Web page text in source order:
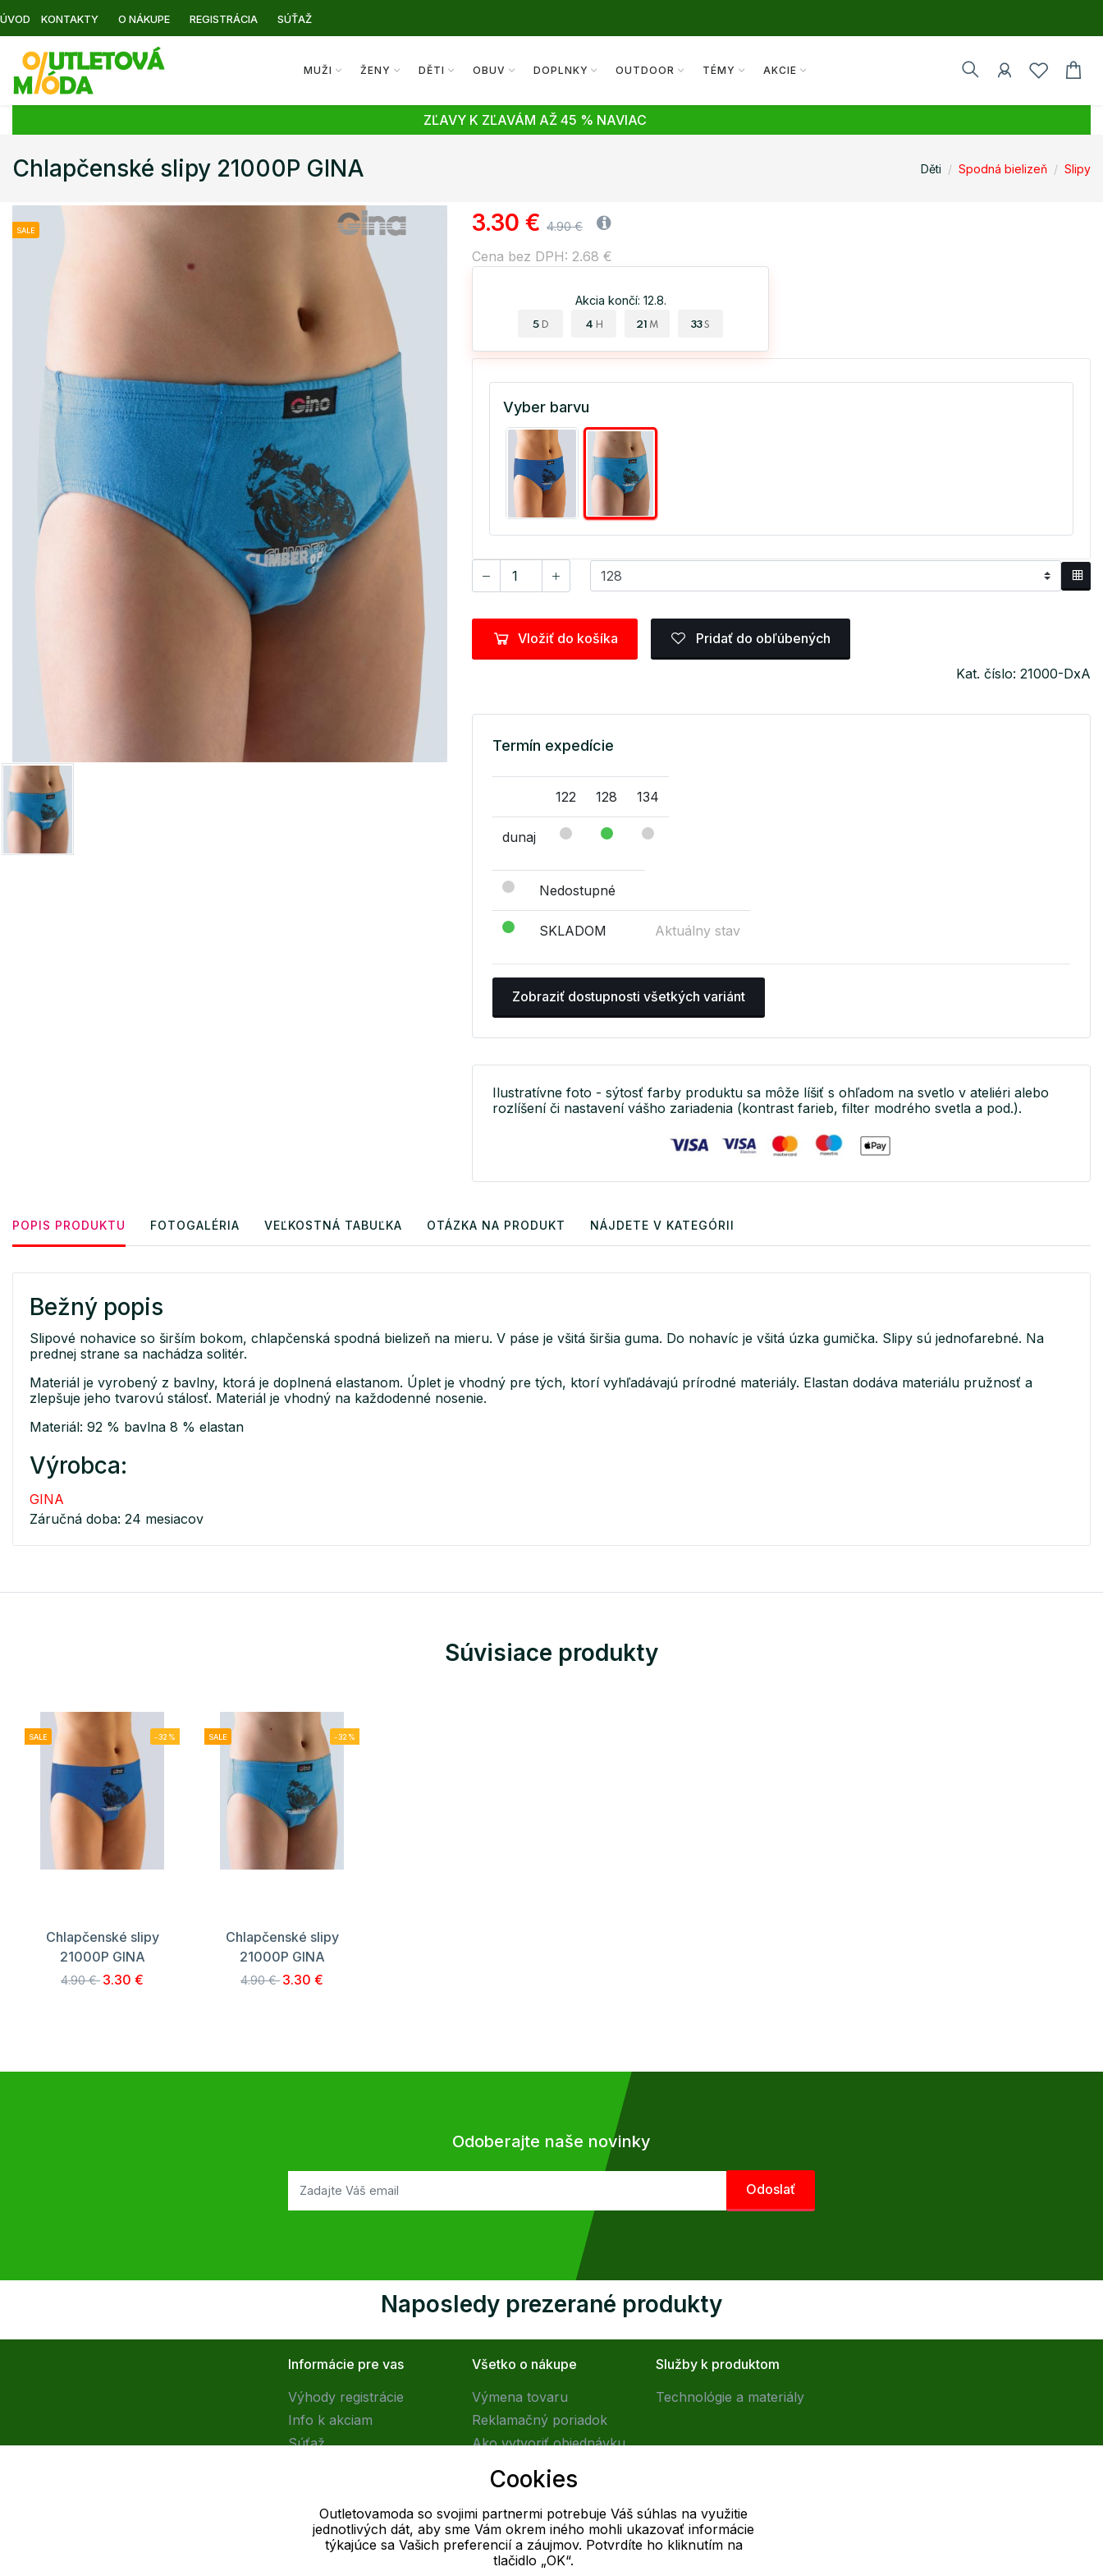
ÚVOD KONTAKTY O NÁKUPE REGISTRÁCIA SÚŤAŽ
MUŽI ŽENY DĚTI OBUV DOPLNKY OUTDOOR TÉMY AKCIE
ZĽAVY K ZĽAVÁM AŽ 45 % NAVIAC
Chlapčenské slipy 21000P GINA Děti Spodná bielizeň Slipy
SALE 3.30 € 4.90 €
Cena bez DPH: 2.68 €
Akcia končí: 12.8.
5 D 4 H 21 M 32 S
Vyber barvu
Vložiť do košíka Pridať do obľúbených
Kat. číslo: 21000-DxA
Termín expedície
122 128 134
dunaj
Nedostupné
SKLADOM Aktuálny stav
Zobraziť dostupnosti všetkých variánt
Ilustratívne foto - sýtosť farby produktu sa môže líšiť s ohľadom na svetlo v ateliéri alebo
rozlíšení či nastavení vášho zariadenia (kontrast farieb, filter modrého svetla a pod.).
POPIS PRODUKTU FOTOGALÉRIA VEĽKOSTNÁ TABUĽKA OTÁZKA NA PRODUKT NÁJDETE V KATEGÓRII
Bežný popis
Slipové nohavice so širším bokom, chlapčenská spodná bielizeň na mieru. V páse je všitá širšia guma. Do nohavíc je všitá úzka gumička. Slipy sú jednofarebné. Na
prednej strane sa nachádza solitér.
Materiál je vyrobený z bavlny, ktorá je doplnená elastanom. Úplet je vhodný pre tých, ktorí vyhľadávajú prírodné materiály. Elastan dodáva materiálu pružnosť a
zlepšuje jeho tvarovú stálosť. Materiál je vhodný na každodenné nosenie.
Materiál: 92 % bavlna 8 % elastan
Výrobca:
GINA
Záručná doba: 24 mesiacov
Súvisiace produkty
SALE -32%
Chlapčenské slipy
21000P GINA
4.90 € 3.30 €
SALE -32%
Chlapčenské slipy
21000P GINA
4.90 € 3.30 €
Odoberajte naše novinky
Naposledy prezerané produkty
Informácie pre vas
Výhody registrácie
Info k akciam
Súťaž
Všetko o nákupe
Výmena tovaru
Reklamačný poriadok
Ako vytvoriť objednávku
Obchodné podmienky
Doprava
Služby k produktom
Technológie a materiály
E-mail
Online
Cookies
Outletovamoda so svojimi partnermi potrebuje Váš súhlas na využitie
jednotlivých dát, aby sme Vám okrem iného mohli ukazovať informácie
týkajúce sa Vašich preferencií a záujmov. Potvrdíte ho kliknutím na
tlačidlo „OK“.